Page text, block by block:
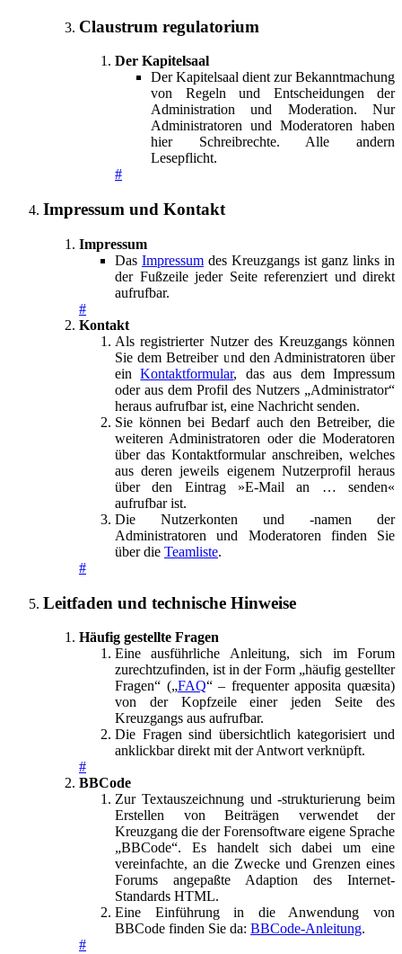
Claustrum regulatorium
Der Kapitelsaal
Der Kapitelsaal dient zur Bekanntmachung
von Regeln und Entscheidungen der
Administration und Moderation. Nur
Administratoren und Moderatoren haben
hier Schreibrechte. Alle andern
Lesepflicht.
#
Impressum und Kontakt
Impressum
Das Impressum des Kreuzgangs ist ganz links in
der Fußzeile jeder Seite referenziert und direkt
aufrufbar.
#
Kontakt
Als registrierter Nutzer des Kreuzgangs können
Sie dem Betreiber und den Administratoren über
einKontaktformular, das aus dem Impressum
oder aus dem Profil des Nutzers „Administrator“
heraus aufrufbar ist, eine Nachricht senden.
Sie können bei Bedarf auch den Betreiber, die
weiteren Administratoren oder die Moderatoren
über das Kontaktformular anschreiben, welches
aus deren jeweils eigenem Nutzerprofil heraus
über den Eintrag »E-Mail an … senden«
aufrufbar ist.
Die Nutzerkonten und -namen der
Administratoren und Moderatoren finden Sie
über die Teamliste.
#
Leitfaden und technische Hinweise
Häufig gestellte Fragen
Eine ausführliche Anleitung, sich im Forum
zurechtzufinden, ist in der Form „häufig gestellter
Fragen“ („FAQ“ – frequenter apposita quæsita)
von der Kopfzeile einer jeden Seite des
Kreuzgangs aus aufrufbar.
Die Fragen sind übersichtlich kategorisiert und
anklickbar direkt mit der Antwort verknüpft.
#
BBCode
Zur Textauszeichnung und -strukturierung beim
Erstellen von Beiträgen verwendet der
Kreuzgang die der Forensoftware eigene Sprache
„BBCode“. Es handelt sich dabei um eine
vereinfachte, an die Zwecke und Grenzen eines
Forums angepaßte Adaption des Internet-
Standards HTML.
Eine Einführung in die Anwendung von
BBCode finden Sie da: BBCode-Anleitung.
#